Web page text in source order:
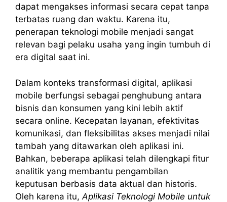
dapat mengakses informasi secara cepat tanpa
terbatas ruang dan waktu. Karena itu,
penerapan teknologi mobile menjadi sangat
relevan bagi pelaku usaha yang ingin tumbuh di
era digital saat ini.
Dalam konteks transformasi digital, aplikasi
mobile berfungsi sebagai penghubung antara
bisnis dan konsumen yang kini lebih aktif
secara online. Kecepatan layanan, efektivitas
komunikasi, dan fleksibilitas akses menjadi nilai
tambah yang ditawarkan oleh aplikasi ini.
Bahkan, beberapa aplikasi telah dilengkapi fitur
analitik yang membantu pengambilan
keputusan berbasis data aktual dan historis.
Oleh karena itu, Aplikasi Teknologi Mobile untuk